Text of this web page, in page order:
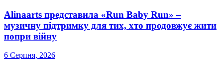
Alinaarts представила «Run Baby Run» –
музичну підтримку для тих, хто продовжує жити
попри війну
6 Серпня, 2026